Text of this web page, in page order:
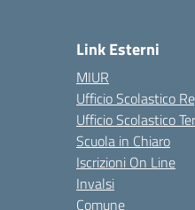
Link Esterni
MIUR
Ufficio Scolastico
Ufficio Scolastico
Scuola in Chiaro
Iscrizioni On Line
Invalsi
Comune